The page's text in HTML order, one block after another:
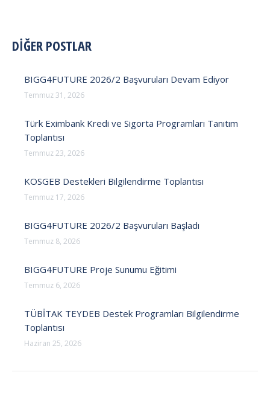
POST
DİĞER POSTLAR
BIGG4FUTURE 2026/2 Başvuruları Devam Ediyor
Temmuz 31, 2026
Türk Eximbank Kredi ve Sigorta Programları Tanıtım
Toplantısı
Temmuz 23, 2026
KOSGEB Destekleri Bilgilendirme Toplantısı
Temmuz 17, 2026
BIGG4FUTURE 2026/2 Başvuruları Başladı
Temmuz 8, 2026
BIGG4FUTURE Proje Sunumu Eğitimi
Temmuz 6, 2026
TÜBİTAK TEYDEB Destek Programları Bilgilendirme
Toplantısı
Haziran 25, 2026